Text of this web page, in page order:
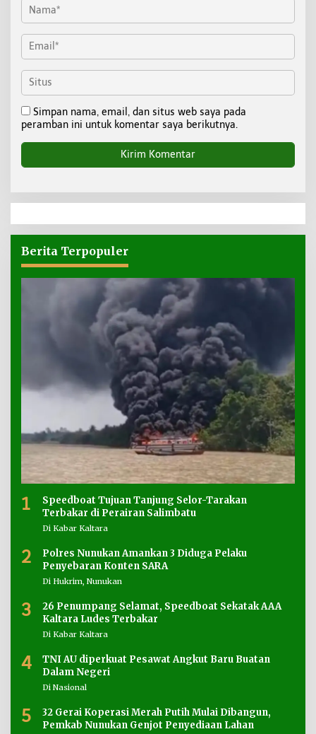
Simpan nama, email, dan situs web saya pada
peramban ini untuk komentar saya berikutnya.
Berita Terpopuler
1
Speedboat Tujuan Tanjung Selor-Tarakan
Terbakar di Perairan Salimbatu
Di Kabar Kaltara
2
Polres Nunukan Amankan 3 Diduga Pelaku
Penyebaran Konten SARA
Di Hukrim, Nunukan
3
26 Penumpang Selamat, Speedboat Sekatak AAA
Kaltara Ludes Terbakar
Di Kabar Kaltara
4
TNI AU diperkuat Pesawat Angkut Baru Buatan
Dalam Negeri
Di Nasional
5
32 Gerai Koperasi Merah Putih Mulai Dibangun,
Pemkab Nunukan Genjot Penyediaan Lahan